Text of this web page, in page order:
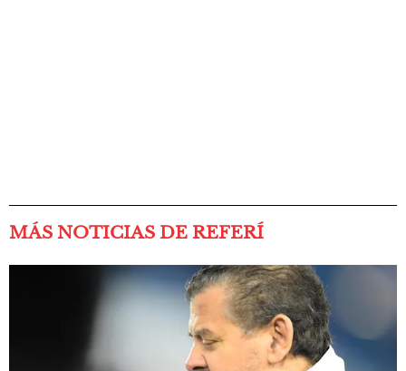
MÁS NOTICIAS DE REFERÍ